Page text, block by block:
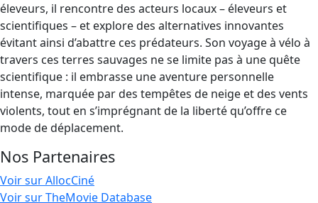
éleveurs, il rencontre des acteurs locaux – éleveurs et
scientifiques – et explore des alternatives innovantes
évitant ainsi d’abattre ces prédateurs. Son voyage à vélo à
travers ces terres sauvages ne se limite pas à une quête
scientifique : il embrasse une aventure personnelle
intense, marquée par des tempêtes de neige et des vents
violents, tout en s’imprégnant de la liberté qu’offre ce
mode de déplacement.
Nos Partenaires
Voir sur AllocCiné
Voir sur TheMovie Database